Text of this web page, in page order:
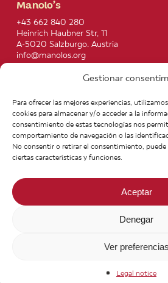
Gestionar
Para ofrecer las mejores experiencias,
cookies para almacenar y/o acceder a la
consentimiento de estas tecnologías nos
comportamiento de navegación o las
No consentir o retirar el consentimiento,
ciertas características y funciones.
Aceptar
Denegar
Ver preferencias
Legal notice
Manolo’s
+43 662 840 280
Heinrich Haubner Str, 11
A-5020 Salzburgo. Austria
info@manolos.org
About us
Products
Infos
News
Join
Legal
facebook
youtubeinstagram
phone